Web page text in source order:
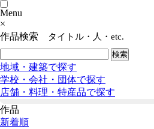
Menu
×
作品検索
タイトル・人・etc.
地域・建築で探す
学校・会社・団体で探す
店舗・料理・特産品で探す
作品
新着順